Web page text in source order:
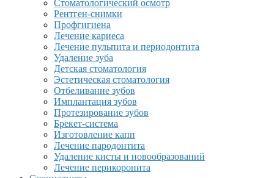
Стоматологический осмотр
Рентген-снимки
Профгигиена
Лечение кариеса
Лечение пульпита и периодонтита
Удаление зуба
Детская стоматология
Эстетическая стоматология
Отбеливание зубов
Имплантация зубов
Протезирование зубов
Брекет-система
Изготовление капп
Лечение пародонтита
Удаление кисты и новообразований
Лечение перикоронита